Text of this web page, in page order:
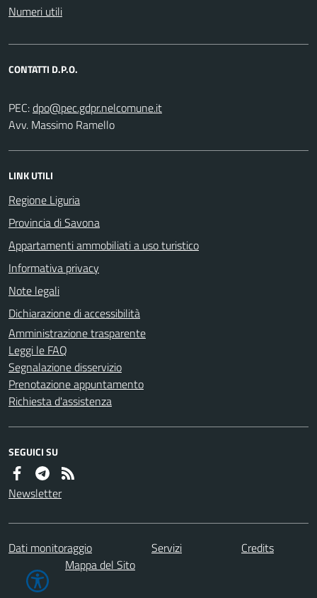
Numeri utili
CONTATTI D.P.O.
PEC:
Avv. Massimo Ramello
LINK UTILI
Regione Liguria
Provincia di Savona
Appartamenti ammobiliati a uso turistico
Informativa privacy
Note legali
Dichiarazione di accessibilità
Amministrazione trasparente
Leggi le FAQ
Segnalazione disservizio
Prenotazione appuntamento
Richiesta d'assistenza
SEGUICI SU
Newsletter
Dati monitoraggio Servizi
Credits
Mappa del Sito